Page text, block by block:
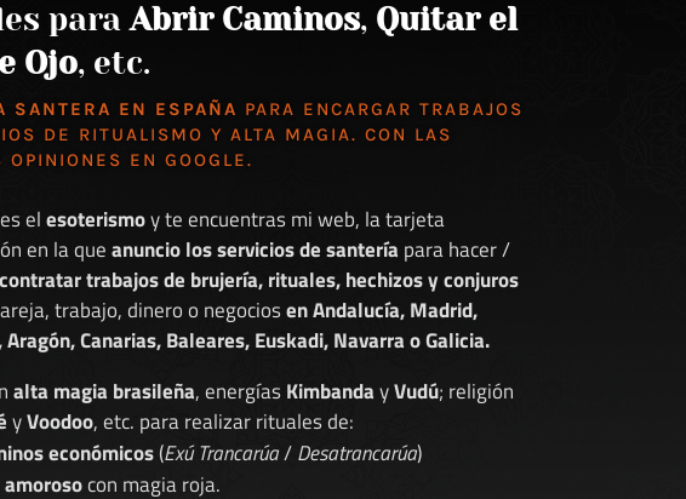
paraAbrir Caminos, Quitar el
Ojo, etc.
SANTERA EN ESPAÑA PARA ENCARGAR TRABAJOS
DE RITUALISMO Y ALTA MAGIA. CON LAS
OPINIONES EN GOOGLE.
elesoterismoy te encuentras mi web, la tarjeta
en la queanuncio los servicios de santería para hacer /
contratar trabajos de brujería, rituales, hechizos y conjuros
trabajo, dinero o negociosen Andalucía, Madrid,
Canarias, Baleares, Euskadi, Navarra o Galicia.
alta magia brasileña, energíasKimbandayVudú; religión
yVoodoo, etc. para realizar rituales de:
económicos(Exú Trancarúa/Desatrancarúa)
con magia roja.